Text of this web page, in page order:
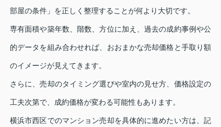
部屋の条件」を正しく整理することが何より大切です。
専有面積や築年数、階数、方位に加え、過去の成約事例や公
的データを組み合わせれば、おおまかな売却価格と手取り額
のイメージが見えてきます。
さらに、売却のタイミング選びや室内の見せ方、価格設定の
工夫次第で、成約価格が変わる可能性もあります。
横浜市西区でのマンション売却を具体的に進めたい方は、記